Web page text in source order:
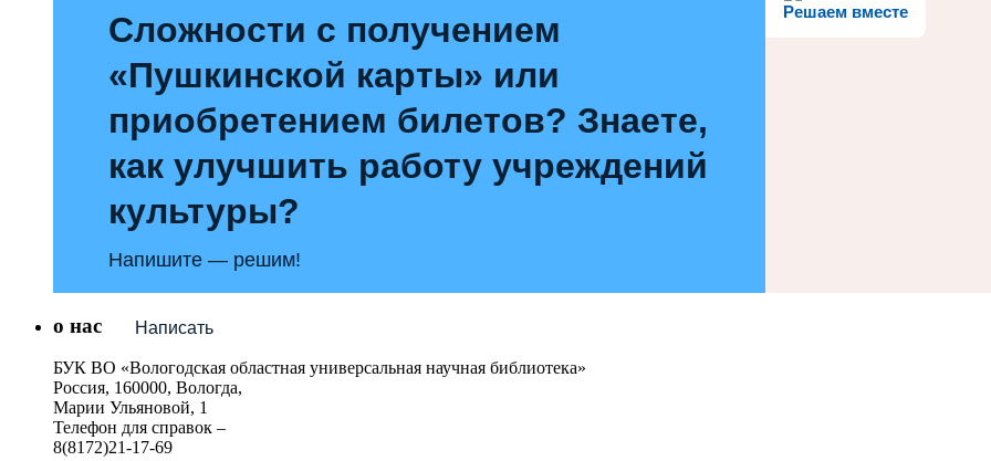
Решаем вместе
Сложности с получением
«Пушкинской карты» или
приобретением билетов? Знаете,
как улучшить работу учреждений
культуры?
Напишите — решим!
Написать
о нас
БУК ВО «Вологодская областная универсальная научная библиотека»
Россия, 160000, Вологда,
Марии Ульяновой, 1
Телефон для справок –
8(8172)21-17-69